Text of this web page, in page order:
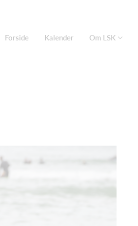
Forside Kalender Om LSK